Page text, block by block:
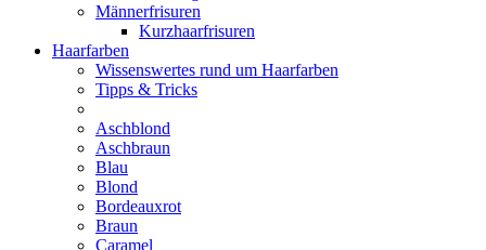
Männerfrisuren
Kurzhaarfrisuren
Haarfarben
Wissenswertes rund um Haarfarben
Tipps & Tricks
Aschblond
Aschbraun
Blau
Blond
Bordeauxrot
Braun
Caramel